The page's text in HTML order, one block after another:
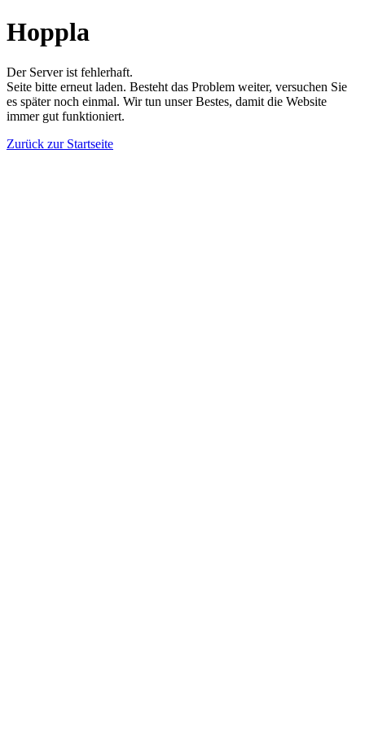
Hoppla
Der Server ist fehlerhaft.
Seite bitte erneut laden. Besteht das Problem weiter, versuchen Sie
es später noch einmal. Wir tun unser Bestes, damit die Website
immer gut funktioniert.
Zurück zur Startseite